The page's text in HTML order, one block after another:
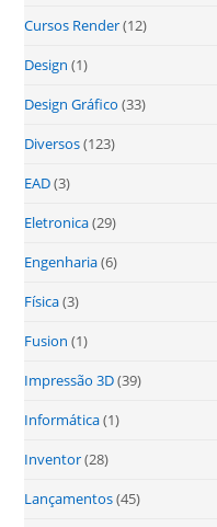
Cursos Render(12)
Design (1)
Design Gráfico (33)
Diversos(123)
EAD(3)
Eletronica(29)
Engenharia(6)
Física(3)
Fusion (1)
Impressão 3D(39)
Informática(1)
Inventor(28)
Lançamentos(45)